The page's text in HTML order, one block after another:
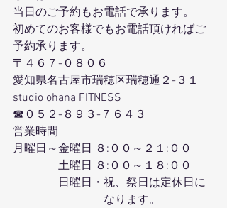
当日のご予約もお電話で承ります。
初めてのお客様でもお電話頂ければご
予約承ります。
〒４６７-０８０６
愛知県名古屋市瑞穂区瑞穂通２-３１
studio ohana FITNESS
☎０５２-８９３-７６４３
営業時間
月曜日～金曜日 ８:００～２１:００
土曜日 ８:００～１８:００
日曜日・祝、祭日は定休日に
なります。